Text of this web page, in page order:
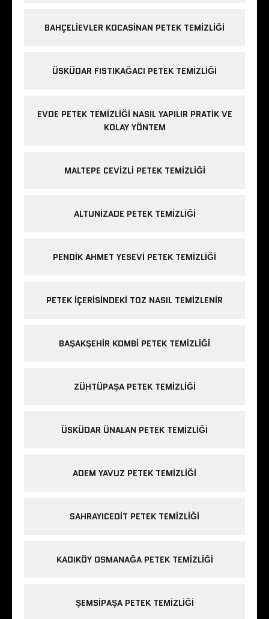
BAHÇELIEVLER KOCASINAN PETEK TEMIZLIĞI
ÜSKÜDAR FISTIKAĞACI PETEK TEMIZLIĞI
EVDE PETEK TEMIZLIĞI NASIL YAPILIR PRATIK VE
KOLAY YÖNTEM
MALTEPE CEVIZLI PETEK TEMIZLIĞI
ALTUNIZADE PETEK TEMIZLIĞI
PENDIK AHMET YESEVI PETEK TEMIZLIĞI
PETEK IÇERISINDEKI TOZ NASIL TEMIZLENIR
BAŞAKŞEHIR KOMBI PETEK TEMIZLIĞI
ZÜHTÜPAŞA PETEK TEMIZLIĞI
ÜSKÜDAR ÜNALAN PETEK TEMIZLIĞI
ADEM YAVUZ PETEK TEMIZLIĞI
SAHRAYICEDIT PETEK TEMIZLIĞI
KADIKÖY OSMANAĞA PETEK TEMIZLIĞI
ŞEMSIPAŞA PETEK TEMIZLIĞI